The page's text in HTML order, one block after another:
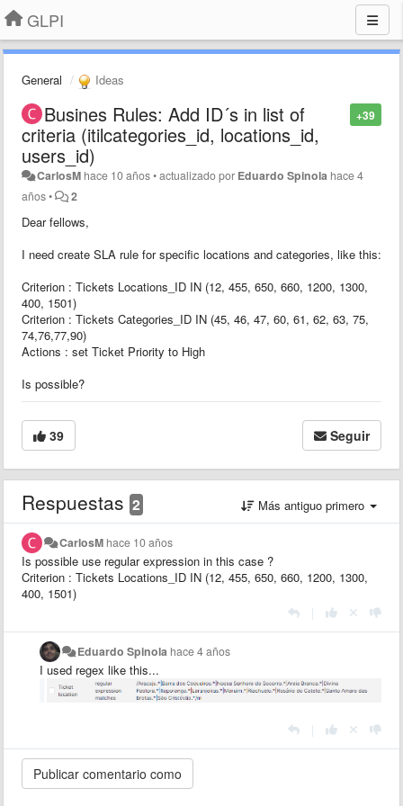
GLPI
General Ideas
+39
Busines Rules: Add ID´s in list of
criteria (itilcategories_id, locations_id,
users_id)
CarlosM hace 10 años•actualizado por Eduardo Spinola hace 4
años• 2
Dear fellows,
I need create SLA rule for specific locations and categories, like this:
Criterion : Tickets Locations_ID IN (12, 455, 650, 660, 1200, 1300,
400, 1501)
Criterion : Tickets Categories_ID IN (45, 46, 47, 60, 61, 62, 63, 75,
74,76,77,90)
Actions : set Ticket Priority to High
Is possible?
39 Seguir
Respuestas 2 Más antiguo primero
CarlosM hace 10 años
Is possible use regular expression in this case ?
Criterion : Tickets Locations_ID IN (12, 455, 650, 660, 1200, 1300,
400, 1501)
Eduardo Spinola hace 4 años
I used regex like this...